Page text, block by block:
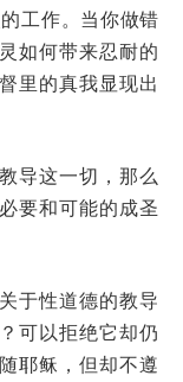
工作。当你做错
如何带来忍耐的
里的真我显现出
导这一切，那么
要和可能的成圣
于性道德的教导
可以拒绝它却仍
耶稣，但却不遵